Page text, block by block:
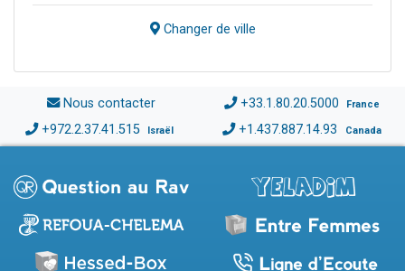
Changer de ville
Nous contacter +33.1.80.20.5000 France
+972.2.37.41.515 Israël +1.437.887.14.93 Canada